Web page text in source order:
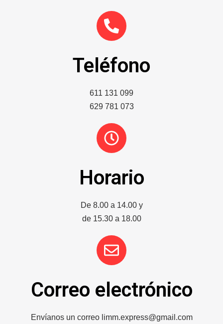
Teléfono
611 131 099
629 781 073
Horario
De 8.00 a 14.00 y
de 15.30 a 18.00
Correo electrónico
Envíanos un correo limm.express@gmail.com